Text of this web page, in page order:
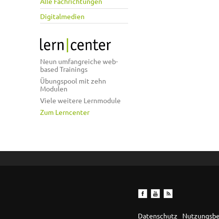
Digitalmedien
Neun umfangreiche web-
based Trainings
Übungspool mit zehn
Modulen
Viele weitere Lernmodule
Zum Lerncenter
Datenschutz